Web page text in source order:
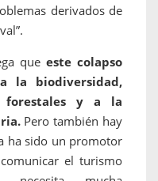
derivados de
que este colapso
la biodiversidad,
forestales y a la
Pero también hay
ha sido un promotor
el turismo